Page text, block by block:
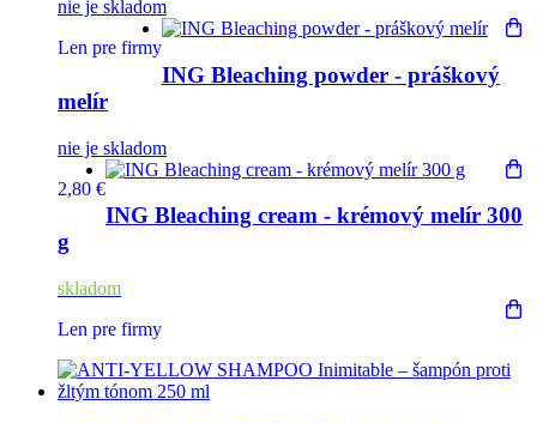
nie je skladom
Len pre firmy
ING Bleaching powder - práškový
melír
nie je skladom
2,80 €
ING Bleaching cream - krémový melír 300
g
skladom
Len pre firmy